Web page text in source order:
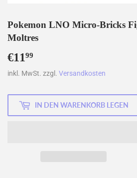
Pokemon LNO Micro-Bricks
Moltres
€1199
inkl. MwSt. zzgl. Versandkosten
IN DEN WARENKORB LEGEN